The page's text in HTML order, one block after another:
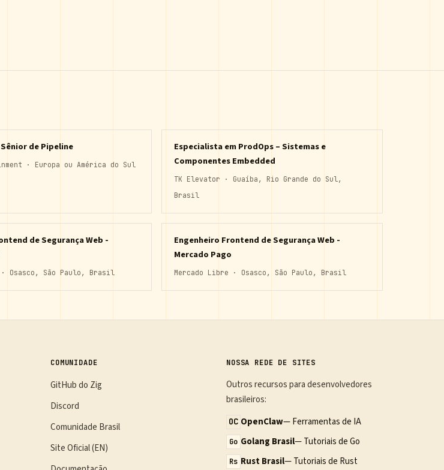
de Pipeline
· Europa ou América do Sul
Especialista em ProdOps – Sistemas e
Componentes Embedded
TK Elevator · Guaíba, Rio Grande do Sul,
Brasil
de Segurança Web -
· Osasco, São Paulo, Brasil
Engenheiro Frontend de Segurança Web -
Mercado Pago
Mercado Libre · Osasco, São Paulo, Brasil
COMUNIDADE
GitHub do Zig
Discord
Comunidade Brasil
Site Oficial (EN)
NOSSA REDE DE SITES
Outros recursos para desenvolvedores
brasileiros:
OC OpenClaw— Ferramentas de IA
Go Golang Brasil— Tutoriais de Go
Rs Rust Brasil— Tutoriais de Rust